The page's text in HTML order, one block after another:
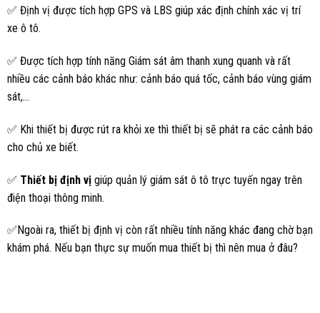
✅ Định vị được tích hợp GPS và LBS giúp xác định chính xác vị trí
xe ô tô.
✅ Được tích hợp tính năng Giám sát âm thanh xung quanh và rất
nhiều các cảnh báo khác như: cảnh báo quá tốc, cảnh báo vùng giám
sát,…
✅ Khi thiết bị được rút ra khỏi xe thì thiết bị sẽ phát ra các cảnh báo
cho chủ xe biết.
✅ Thiết bị định vị giúp quản lý giám sát ô tô trực tuyến ngay trên
điện thoại thông minh.
✅Ngoài ra, thiết bị định vị còn rất nhiều tính năng khác đang chờ bạn
khám phá. Nếu bạn thực sự muốn mua thiết bị thì nên mua ở đâu?